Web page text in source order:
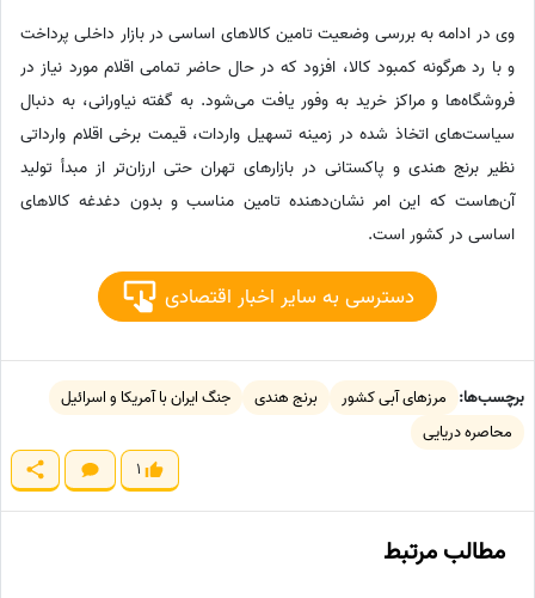
وی در ادامه به بررسی وضعیت تامین کالاهای اساسی در بازار داخلی پرداخت
و با رد هرگونه کمبود کالا، افزود که در حال حاضر تمامی اقلام مورد نیاز در
فروشگاه‌ها و مراکز خرید به وفور یافت می‌شود. به گفته نیاورانی، به دنبال
سیاست‌های اتخاذ شده در زمینه تسهیل واردات، قیمت برخی اقلام وارداتی
نظیر برنج هندی و پاکستانی در بازارهای تهران حتی ارزان‌تر از مبدأ تولید
آن‌هاست که این امر نشان‌دهنده تامین مناسب و بدون دغدغه کالاهای
اساسی در کشور است.
دسترسی به سایر اخبار اقتصادی
برچسب‌ها: مرزهای آبی کشور برنج هندی
جنگ ایران با آمریکا و اسرائیل
محاصره دریایی
1
مطالب مرتبط